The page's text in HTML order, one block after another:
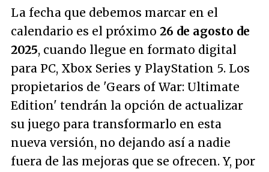
La fecha que debemos marcar en el
calendario es el próximo 26 de agosto de
2025, cuando llegue en formato digital
para PC, Xbox Series y PlayStation 5. Los
propietarios de 'Gears of War: Ultimate
Edition' tendrán la opción de actualizar
su juego para transformarlo en esta
nueva versión, no dejando así a nadie
fuera de las mejoras que se ofrecen. Y, por